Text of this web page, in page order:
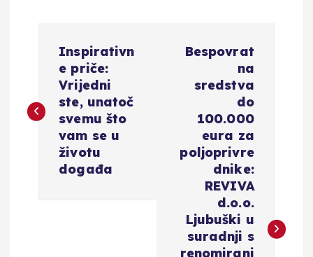
v
Inspirativn
e priče:
Vrijedni
ste, unatoč
svemu što
vam se u
životu
događa
Bespovrat
na
sredstva
do
100.000
eura za
poljoprivre
dnike:
REVIVA
d.o.o.
Ljubuški u
suradnji s
renomirani